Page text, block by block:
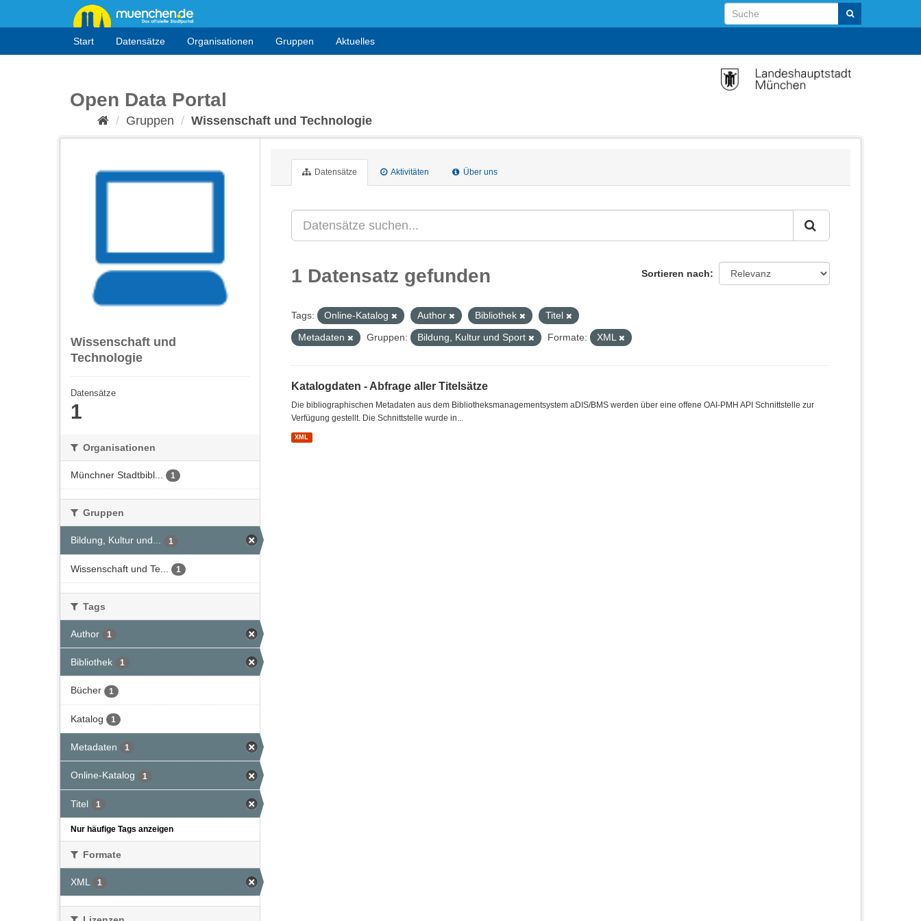
Start Datensätze Organisationen Gruppen Aktuelles
Open Data Portal
Gruppen Wissenschaft und Technologie
Wissenschaft und
Technologie
Datensätze
1
Organisationen
Münchner Stadtbibl... 1
Gruppen
Bildung, Kultur und... 1
Wissenschaft und Te... 1
Tags
Author 1
Bibliothek 1
Bücher 1
Katalog 1
Metadaten 1
Online-Katalog 1
Titel 1
Nur häufige Tags anzeigen
Formate
XML 1
Datensätze Aktivitäten Über uns
Sortieren nach
1 Datensatz gefunden
Tags: Online-Katalog Author Bibliothek
Titel
Metadaten
Gruppen: Bildung, Kultur und Sport Formate: XML
Katalogdaten - Abfrage aller Titelsätze
Die bibliographischen Metadaten aus dem Bibliotheksmanagementsystem aDIS/BMS werden über eine offene OAI-PMH API Schnittstelle zur
Verfügung gestellt. Die Schnittstelle wurde in...
XML